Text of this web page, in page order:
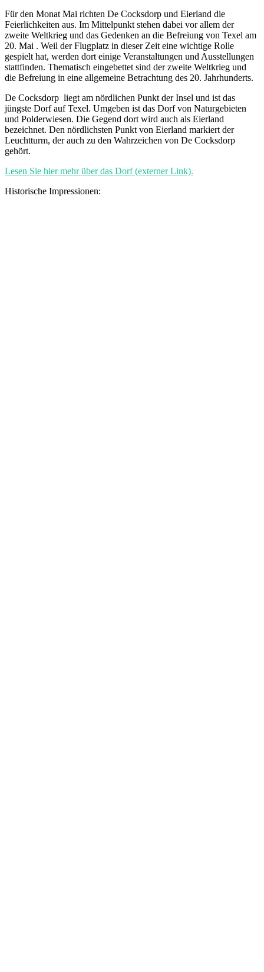
Für den Monat Mai richten De Cocksdorp und Eierland die
Feierlichkeiten aus. Im Mittelpunkt stehen dabei vor allem der
zweite Weltkrieg und das Gedenken an die Befreiung von Texel am
20. Mai . Weil der Flugplatz in dieser Zeit eine wichtige Rolle
gespielt hat, werden dort einige Veranstaltungen und Ausstellungen
stattfinden. Thematisch eingebettet sind der zweite Weltkrieg und
die Befreiung in eine allgemeine Betrachtung des 20. Jahrhunderts.
De Cocksdorp liegt am nördlichen Punkt der Insel und ist das
jüngste Dorf auf Texel. Umgeben ist das Dorf von Naturgebieten
und Polderwiesen. Die Gegend dort wird auch als Eierland
bezeichnet. Den nördlichsten Punkt von Eierland markiert der
Leuchtturm, der auch zu den Wahrzeichen von De Cocksdorp
gehört.
Lesen Sie hier mehr über das Dorf (externer Link).
Historische Impressionen: